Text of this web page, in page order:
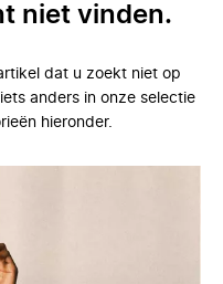
niet vinden.
dat u zoekt niet op
anders in onze selectie
hieronder.